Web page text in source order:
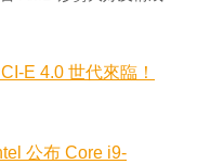
E 4.0 世代來臨！
公布 Core i9-